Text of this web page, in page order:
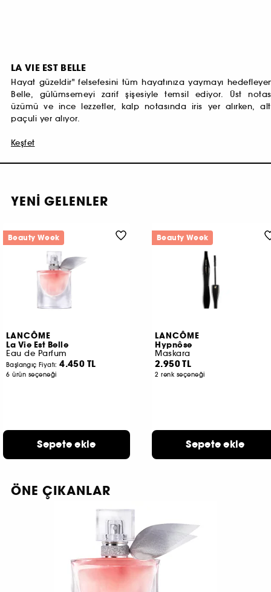
LA VIE EST BELLE
Hayat güzeldir" felsefesini tüm hayatınıza yaymayı
Belle, gülümsemeyi zarif şişesiyle temsil ediyor. Üst
üzümü ve ince lezzetler, kalp notasında iris yer alırken,
paçuli yer alıyor.
Keşfet
YENİ GELENLER
LANCÔME
La Vie Est Belle
Eau de Parfum
Başlangıç Fiyatı:4.450 TL
6 ürün seçeneği
Sepete ekle
Beauty Week
LANCÔME
Hypnôse
Maskara
2.950 TL
2 renk seçeneği​
Sepete ekle
Beauty Week
ÖNE ÇIKANLAR